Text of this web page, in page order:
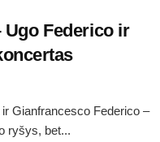
Federico ir
Gianfrancesco Federico –
ryšys, bet...